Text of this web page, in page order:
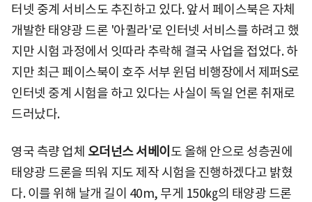
터넷 중계 서비스도 추진하고 있다. 앞서 페이스북은 자체
개발한 태양광 드론 '아퀼라'로 인터넷 서비스를 하려고 했
지만 시험 과정에서 잇따라 추락해 결국 사업을 접었다. 하
지만 최근 페이스북이 호주 서부 윈덤 비행장에서 제퍼S로
인터넷 중계 시험을 하고 있다는 사실이 독일 언론 취재로
드러났다.
영국 측량 업체 오더넌스 서베이 도 올해 안으로 성층권에
태양광 드론을 띄워 지도 제작 시험을 진행하겠다고 밝혔
다. 이를 위해 날개 길이 40m, 무게 150㎏의 태양광 드론